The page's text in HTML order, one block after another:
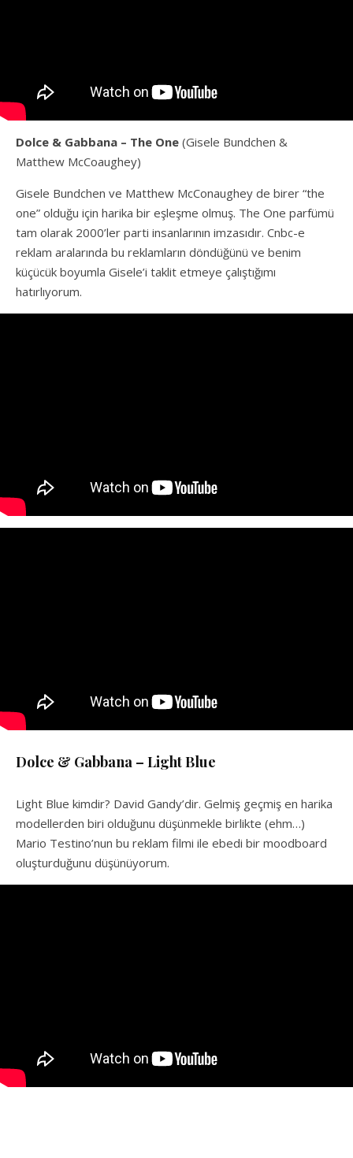
Dolce & Gabbana – The One (Gisele Bundchen &
Matthew McCoaughey)
Gisele Bundchen ve Matthew McConaughey de birer “the
one” olduğu için harika bir eşleşme olmuş. The One parfümü
tam olarak 2000’ler parti insanlarının imzasıdır. Cnbc-e
reklam aralarında bu reklamların döndüğünü ve benim
küçücük boyumla Gisele’i taklit etmeye çalıştığımı
hatırlıyorum.
Dolce & Gabbana – Light Blue
Light Blue kimdir? David Gandy’dir. Gelmiş geçmiş en harika
modellerden biri olduğunu düşünmekle birlikte (ehm…)
Mario Testino’nun bu reklam filmi ile ebedi bir moodboard
oluşturduğunu düşünüyorum.